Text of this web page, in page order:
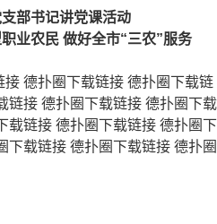
部书记讲党课活动
业农民 做好全市“三农”服务
接 德扑圈下载链接 德扑圈下载链
链接 德扑圈下载链接 德扑圈下载
载链接 德扑圈下载链接 德扑圈下
下载链接 德扑圈下载链接 德扑圈